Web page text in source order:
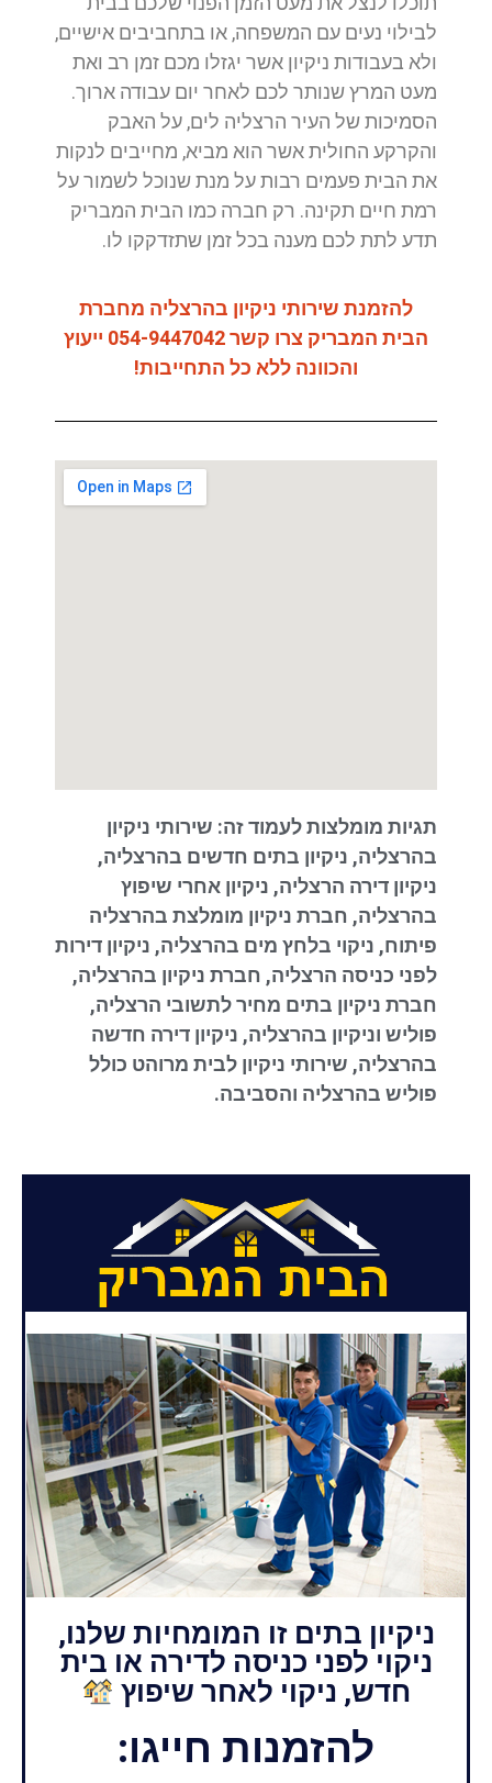
לבילוי נעים עם המשפחה, או בתחביבים אישיים,
ולא בעבודות ניקיון אשר יגזלו מכם זמן רב ואת
מעט המרץ שנותר לכם לאחר יום עבודה ארוך.
הסמיכות של העיר הרצליה לים, על האבק
והקרקע החולית אשר הוא מביא, מחייבים לנקות
את הבית פעמים רבות על מנת שנוכל לשמור על
רמת חיים תקינה. רק חברה כמו הבית המבריק
תדע לתת לכם מענה בכל זמן שתזדקקו לו.
להזמנת שירותי ניקיון בהרצליה מחברת
הבית המבריק צרו קשר 054-9447042 ייעוץ
והכוונה ללא כל התחייבות!
תגיות מומלצות לעמוד זה: שירותי ניקיון
בהרצליה, ניקיון בתים חדשים בהרצליה,
ניקיון דירה הרצליה, ניקיון אחרי שיפוץ
בהרצליה, חברת ניקיון מומלצת בהרצליה
פיתוח, ניקוי בלחץ מים בהרצליה, ניקיון דירות
לפני כניסה הרצליה, חברת ניקיון בהרצליה,
חברת ניקיון בתים מחיר לתשובי הרצליה,
פוליש וניקיון בהרצליה, ניקיון דירה חדשה
בהרצליה, שירותי ניקיון לבית מרוהט כולל
פוליש בהרצליה והסביבה.
ניקיון בתים זו המומחיות שלנו,
ניקוי לפני כניסה לדירה או בית
חדש, ניקוי לאחר שיפוץ
להזמנות חייגו: